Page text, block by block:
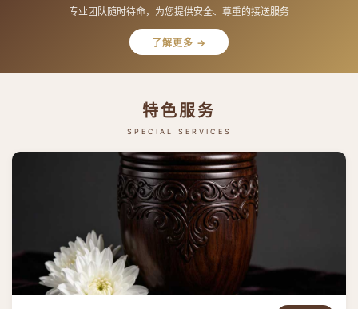
专业团队随时待命，为您提供安全、尊重的接送服务
了解更多 →
特色服务
SPECIAL SERVICES